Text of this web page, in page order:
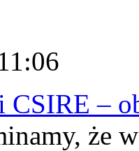
CSIRE –
że